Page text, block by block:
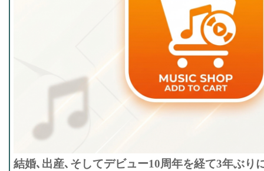
結婚､出産､そしてデビュー10周年を経て3年ぶり